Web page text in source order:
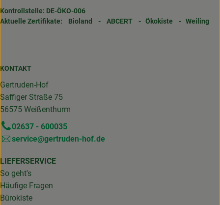
Kontrollstelle: DE-ÖKO-006
Aktuelle Zertifikate: Bioland - ABCERT - Ökokiste - Weiling
KONTAKT
Gertruden-Hof
Saffiger Straße 75
56575 Weißenthurm
02637 - 600035
service@gertruden-hof.de
LIEFERSERVICE
So geht's
Häufige Fragen
Bürokiste